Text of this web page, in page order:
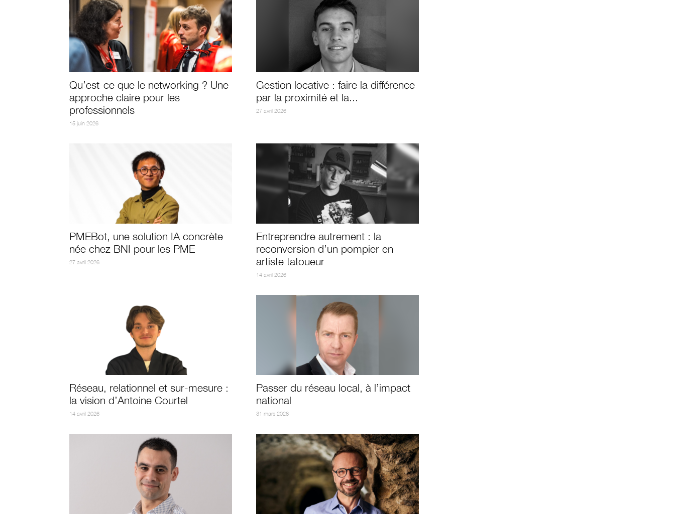
Qu’est-ce que le networking ? Une
approche claire pour les
professionnels
15 juin 2026
Gestion locative : faire la différence
par la proximité et la...
27 avril 2026
PMEBot, une solution IA concrète
née chez BNI pour les PME
27 avril 2026
Entreprendre autrement : la
reconversion d’un pompier en
artiste tatoueur
14 avril 2026
Réseau, relationnel et sur-mesure :
la vision d’Antoine Courtel
14 avril 2026
Passer du réseau local, à l’impact
national
31 mars 2026